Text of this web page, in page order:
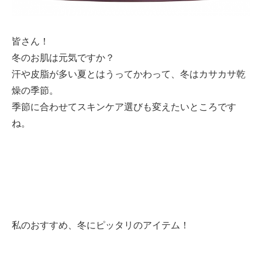
皆さん！
冬のお肌は元気ですか？
汗や皮脂が多い夏とはうってかわって、冬はカサカサ乾
燥の季節。
季節に合わせて スキンケア選びも変えたいところです
ね。
私のおすすめ、冬にピッタリのアイテム！